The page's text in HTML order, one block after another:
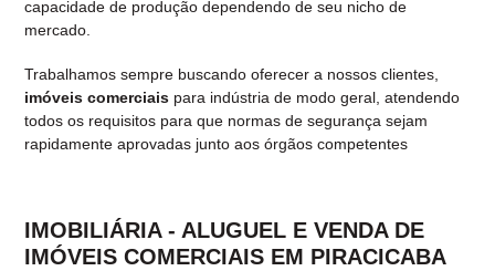
capacidade de produção dependendo de seu nicho de
mercado.
Trabalhamos sempre buscando oferecer a nossos clientes,
imóveis comerciais para indústria de modo geral, atendendo
todos os requisitos para que normas de segurança sejam
rapidamente aprovadas junto aos órgãos competentes
IMOBILIÁRIA - ALUGUEL E VENDA DE
IMÓVEIS COMERCIAIS EM PIRACICABA